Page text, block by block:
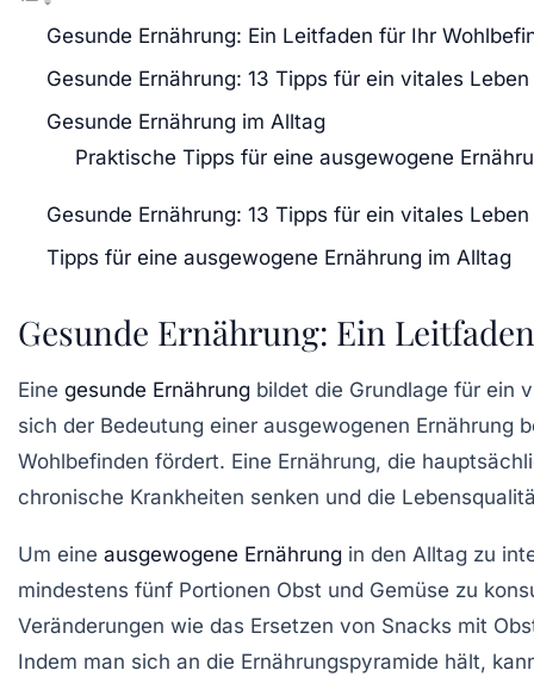
Gesunde Ernährung: Ein Leitfaden für Ihr
Gesunde Ernährung: 13 Tipps für ein vitales Leben
Gesunde Ernährung im Alltag
Praktische Tipps für eine ausgewogene
Gesunde Ernährung: 13 Tipps für ein vitales Leben
Tipps für eine ausgewogene Ernährung im Alltag
Gesunde Ernährung: Ein
Eine gesunde Ernährung bildet die Grundlage für ein
sich der Bedeutung einer ausgewogenen
Wohlbefinden fördert. Eine Ernährung, die
chronische Krankheiten senken und die
Um eine ausgewogene Ernährung in den Alltag zu
mindestens fünf Portionen Obst und Gemüse zu
Veränderungen wie das Ersetzen von Snacks mit
Indem man sich an die Ernährungspyramide hält,